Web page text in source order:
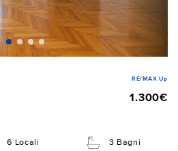
RE/MAX Up
1.300€
6 Locali 3 Bagni